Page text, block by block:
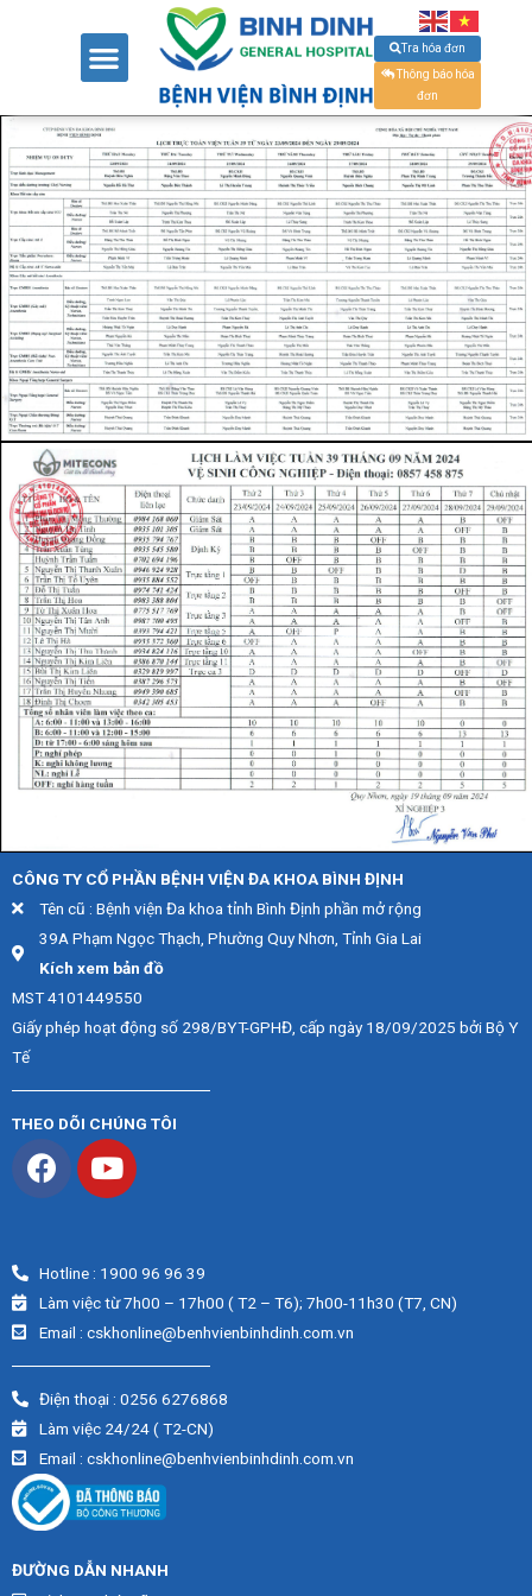
Tra hóa đơn
Thông báo hóa
đơn
CÔNG TY CỔ PHẦN BỆNH VIỆN ĐA KHOA BÌNH ĐỊNH
Tên cũ : Bệnh viện Đa khoa tỉnh Bình Định phần mở rộng
39A Phạm Ngọc Thạch, Phường Quy Nhơn, Tỉnh Gia Lai
Kích xem bản đồ
MST 4101449550
Giấy phép hoạt động số 298/BYT-GPHĐ, cấp ngày 18/09/2025 bởi Bộ Y
Tế
THEO DÕI CHÚNG TÔI
Hotline : 1900 96 96 39
Làm việc từ 7h00 – 17h00 ( T2 – T6); 7h00-11h30 (T7, CN)
Email : cskhonline@benhvienbinhdinh.com.vn
Điện thoại : 0256 6276868
Làm việc 24/24 ( T2-CN)
Email : cskhonline@benhvienbinhdinh.com.vn
ĐƯỜNG DẪN NHANH